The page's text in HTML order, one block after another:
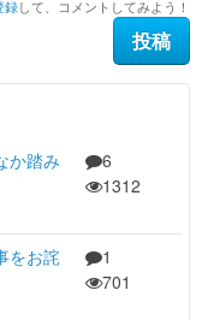
録して、コメントしてみよう！
か踏み
6
1312
をお詫
1
701